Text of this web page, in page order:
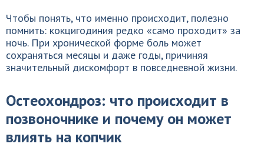
Чтобы понять, что именно происходит, полезно
помнить: кокцигодиния редко «само проходит» за
ночь. При хронической форме боль может
сохраняться месяцы и даже годы, причиняя
значительный дискомфорт в повседневной жизни.
Остеохондроз: что происходит в
позвоночнике и почему он может
влиять на копчик